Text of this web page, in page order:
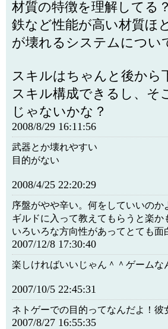
材質の特徴を理解してる？
鉄など性能が高い材質ほ
が壊れるシステムについ
スキルはちゃんと後から
スキル構成できるし、そ
じゃないかな？
2008/8/29 16:11:56
武器とか壊れやすい
目的がない
2008/4/25 22:20:29
序盤がやや辛い。何をしていいのか
ギルドに入って教えてもらうと楽
いろいろな方向性があってとても面
2007/12/8 17:30:40
楽しければいいじゃん＾＾ゲーム
2007/10/5 22:45:31
ネトゲーでの目的ってなんだよ！彼
2007/8/27 16:55:35